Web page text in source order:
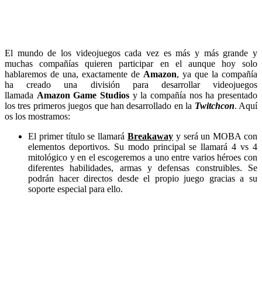
El mundo de los videojuegos cada vez es más y más grande y
muchas compañías quieren participar en el aunque hoy solo
hablaremos de una, exactamente de Amazon, ya que la compañía
ha creado una división para desarrollar videojuegos
llamada Amazon Game Studios y la compañía nos ha presentado
los tres primeros juegos que han desarrollado en la Twitchcon. Aquí
os los mostramos:
El primer título se llamará Breakaway y será un MOBA con
elementos deportivos. Su modo principal se llamará 4 vs 4
mitológico y en el escogeremos a uno entre varios héroes con
diferentes habilidades, armas y defensas construibles. Se
podrán hacer directos desde el propio juego gracias a su
soporte especial para ello.